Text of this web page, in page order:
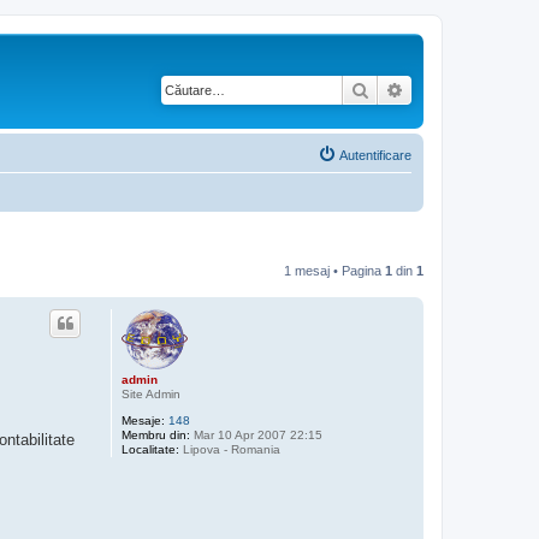
Căutare
Autentificare
1 mesaj • Pagina 1 din 1
admin
Site Admin
Mesaje: 148
Membru din: Mar 10 Apr 2007 22:15
Localitate: Lipova - Romania